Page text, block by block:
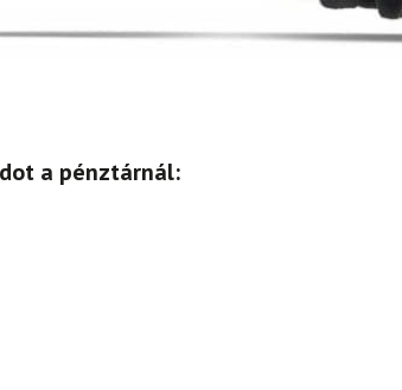
a pénztárnál: